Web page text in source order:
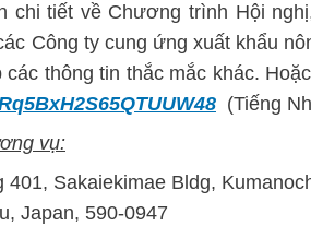
chi tiết về Chương trình Hội
Công ty cung ứng xuất khẩu
thông tin thắc mắc khác.
(Tiếng
vụ:
401, Sakaiekimae Bldg,
Japan, 590-0947